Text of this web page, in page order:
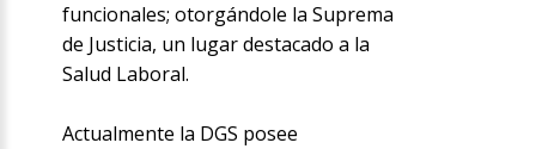
funcionales; otorgándole la Suprema
de Justicia, un lugar destacado a la
Salud Laboral.
Actualmente la DGS posee